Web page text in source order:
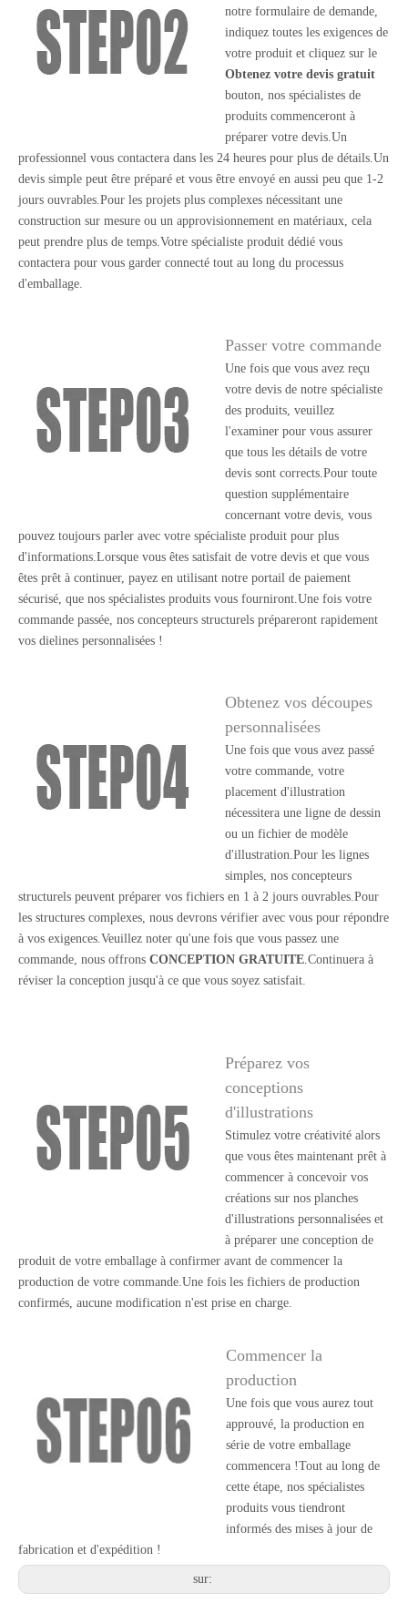
notre formulaire de demande,
indiquez toutes les exigences de
votre produit et cliquez sur le
Obtenez votre devis gratuit
bouton, nos spécialistes de
produits commenceront à
préparer votre devis.Un
professionnel vous contactera dans les 24 heures pour plus de détails.Un
devis simple peut être préparé et vous être envoyé en aussi peu que 1-2
jours ouvrables.Pour les projets plus complexes nécessitant une
construction sur mesure ou un approvisionnement en matériaux, cela
peut prendre plus de temps.Votre spécialiste produit dédié vous
contactera pour vous garder connecté tout au long du processus
d'emballage.
Passer votre commande
Une fois que vous avez reçu
votre devis de notre spécialiste
des produits, veuillez
l'examiner pour vous assurer
que tous les détails de votre
devis sont corrects.Pour toute
question supplémentaire
concernant votre devis, vous
pouvez toujours parler avec votre spécialiste produit pour plus
d'informations.Lorsque vous êtes satisfait de votre devis et que vous
êtes prêt à continuer, payez en utilisant notre portail de paiement
sécurisé, que nos spécialistes produits vous fourniront.Une fois votre
commande passée, nos concepteurs structurels prépareront rapidement
vos dielines personnalisées !
Obtenez vos découpes
personnalisées
Une fois que vous avez passé
votre commande, votre
placement d'illustration
nécessitera une ligne de dessin
ou un fichier de modèle
d'illustration.Pour les lignes
simples, nos concepteurs
structurels peuvent préparer vos fichiers en 1 à 2 jours ouvrables.Pour
les structures complexes, nous devrons vérifier avec vous pour répondre
à vos exigences.Veuillez noter qu'une fois que vous passez une
commande, nous offrons CONCEPTION GRATUITE.Continuera à
réviser la conception jusqu'à ce que vous soyez satisfait.
Préparez vos
conceptions
d'illustrations
Stimulez votre créativité alors
que vous êtes maintenant prêt à
commencer à concevoir vos
créations sur nos planches
d'illustrations personnalisées et
à préparer une conception de
produit de votre emballage à confirmer avant de commencer la
production de votre commande.Une fois les fichiers de production
confirmés, aucune modification n'est prise en charge.
Commencer la
production
Une fois que vous aurez tout
approuvé, la production en
série de votre emballage
commencera !Tout au long de
cette étape, nos spécialistes
produits vous tiendront
informés des mises à jour de
fabrication et d'expédition !
sur: